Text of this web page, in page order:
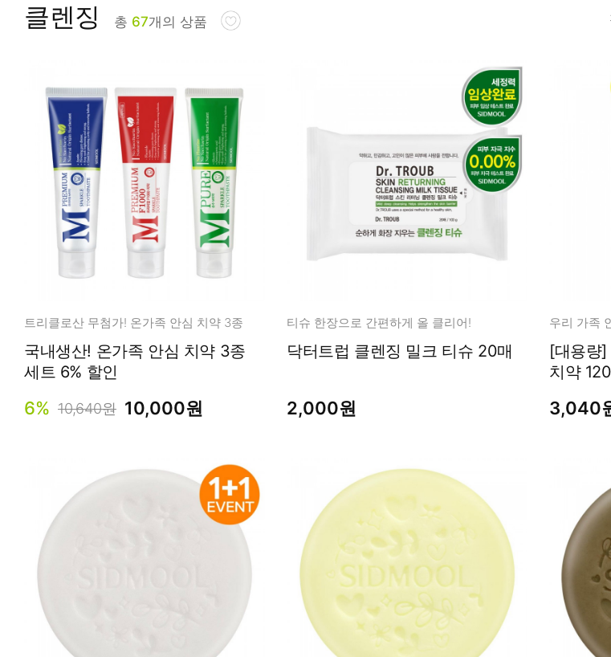
립/아이
건강식품
소품
무기자차
레이저관리
탈모케어
동물성프리
예비맘
무
세
트
클렌징 총 67개의 상품
트리클로산 무첨가! 온가족 안심 치약 3종
국내생산! 온가족 안심 치약 3종
세트 6% 할인
6% 10,640원 10,000원
티슈 한장으로 간편하게 올 클리어!
닥터트럽 클렌징 밀크 티슈 20매
2,000원
우리 가족
[대용량]
치약
3,040